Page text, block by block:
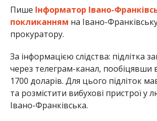
Пише Інформатор Івано-
покликанням на Івано-
прокуратору.
За інформацією слідства: підлітка
через телеграм-канал, пообіцявши
1700 доларів. Для цього підліток
та розмістити вибухові пристрої у
Івано-Франківська.